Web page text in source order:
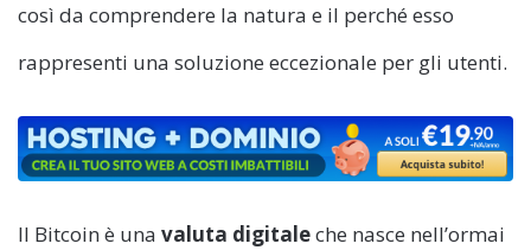
così da comprendere la natura e il perché esso
rappresenti una soluzione eccezionale per gli utenti.
Il Bitcoin è una valuta digitaleche nasce nell’ormai